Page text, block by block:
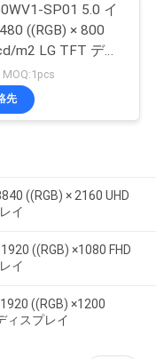
SP01 5.0 イ
((RGB) × 800
m2 LG TFT ディ
イ
MOQ:1pcs
先
((RGB) × 2160 UHD
イ
((RGB) ×1080 FHD
イ
((RGB) ×1200
ィスプレイ